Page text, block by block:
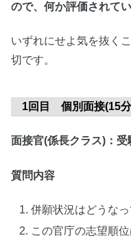
ので、何か評価されて
いずれにせよ気を抜く
切です。
1回目 個別面接(15
面接官(係長クラス)：受
質問内容
併願状況はどうなっ
この官庁の志望順位